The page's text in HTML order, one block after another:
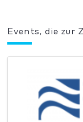
Events, die zur